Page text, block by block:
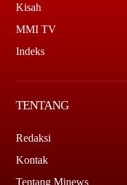
Kisah
MMI TV
Indeks
TENTANG
Redaksi
Kontak
Tentang Minews